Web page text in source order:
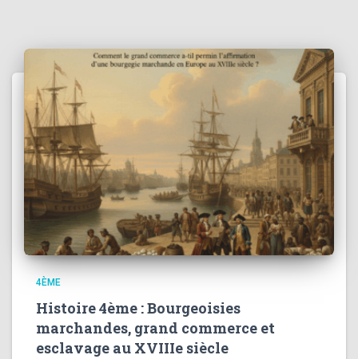
4ÈME
Histoire 4ème : Bourgeoisies
marchandes, grand commerce et
esclavage au XVIIIe siècle